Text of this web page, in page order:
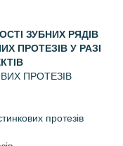
ЗУБНИХ РЯДІВ
ПРОТЕЗІВ У РАЗІ
ПРОТЕЗІВ
протезів